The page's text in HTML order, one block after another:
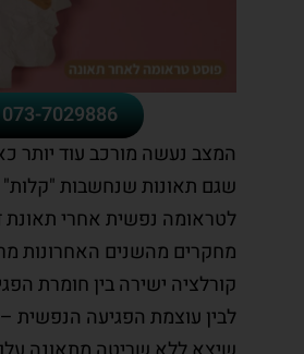
073-7029886
המצב נעשה מורכב עוד יותר
שגם תאונות שנחשבות "קלות"
לטראומה נפשית אחרי תאונת
מחקרים מהשנים האחרונות
קורלציה ישירה בין חומרת
לבין עוצמת הפגיעה הנפשית